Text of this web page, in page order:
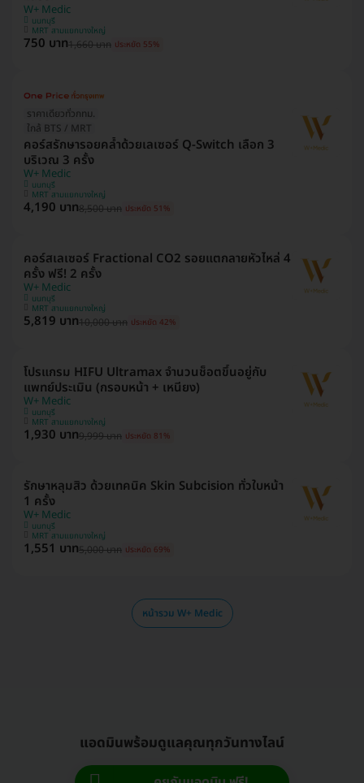
W+ Medic
นนทบุรี
MRT สามแยกบางใหญ่
750 บาท1,660 บาท ประหยัด 55%
ราคาเดียวทั่วกทม.
ใกล้ BTS / MRT
คอร์สรักษารอยคล้ำด้วยเลเซอร์ Q-Switch เลือก 3
บริเวณ 3 ครั้ง
W+ Medic
นนทบุรี
MRT สามแยกบางใหญ่
4,190 บาท8,500 บาท ประหยัด 51%
คอร์สเลเซอร์ Fractional CO2 รอยแตกลายหัวไหล่ 4
ครั้ง ฟรี! 2 ครั้ง
W+ Medic
นนทบุรี
MRT สามแยกบางใหญ่
5,819 บาท10,000 บาท ประหยัด 42%
โปรแกรม HIFU Ultramax จำนวนช็อตขึ้นอยู่กับ
แพทย์ประเมิน (กรอบหน้า + เหนียง)
W+ Medic
นนทบุรี
MRT สามแยกบางใหญ่
1,930 บาท9,999 บาท ประหยัด 81%
รักษาหลุมสิว ด้วยเทคนิค Skin Subcision ทั่วใบหน้า
1 ครั้ง
W+ Medic
นนทบุรี
MRT สามแยกบางใหญ่
1,551 บาท5,000 บาท ประหยัด 69%
หน้ารวม W+ Medic
แอดมินพร้อมดูแลคุณทุกวันทางไลน์